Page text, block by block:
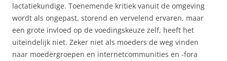
lactatiekundige. Toenemende kritiek vanuit de omgeving
wordt als ongepast, storend en vervelend ervaren, maar
een grote invloed op de voedingskeuze zelf, heeft het
uiteindelijk niet. Zeker niet als moeders de weg vinden
naar moedergroepen en internetcommunities en -fora